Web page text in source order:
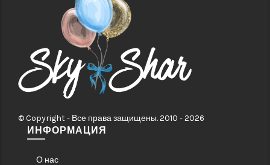
© Copyright - Все права защищены. 2010 - 2026
ИНФОРМАЦИЯ
О нас